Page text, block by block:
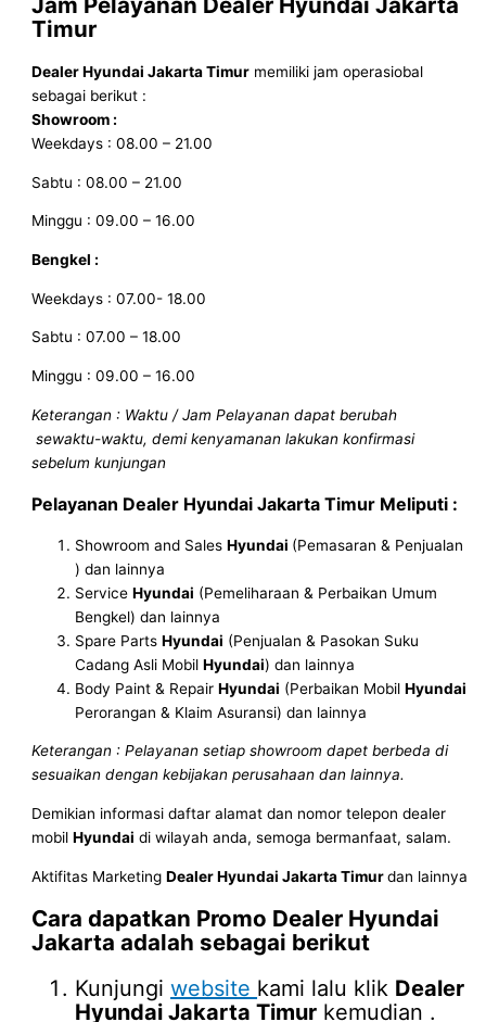
Timur
Dealer Hyundai Jakarta Timur memiliki jam operasiobal
sebagai berikut :
Showroom :
Weekdays : 08.00 – 21.00
Sabtu : 08.00 – 21.00
Minggu : 09.00 – 16.00
Bengkel :
Weekdays : 07.00- 18.00
Sabtu : 07.00 – 18.00
Minggu : 09.00 – 16.00
Keterangan : Waktu / Jam Pelayanan dapat berubah
sewaktu-waktu, demi kenyamanan lakukan konfirmasi
sebelum kunjungan
Pelayanan Dealer Hyundai Jakarta Timur Meliputi :
Showroom and SalesHyundai (Pemasaran & Penjualan
) dan lainnya
ServiceHyundai (Pemeliharaan & Perbaikan Umum
Bengkel) dan lainnya
Spare PartsHyundai (Penjualan & Pasokan Suku
Cadang Asli MobilHyundai) dan lainnya
Body Paint & RepairHyundai (Perbaikan MobilHyundai
Perorangan & Klaim Asuransi) dan lainnya
Keterangan : Pelayanan setiap showroom dapet berbeda di
sesuaikan dengan kebijakan perusahaan dan lainnya.
Demikian informasi daftar alamat dan nomor telepon dealer
mobilHyundai di wilayah anda, semoga bermanfaat, salam.
Aktifitas MarketingDealer Hyundai Jakarta Timurdan lainnya
Cara dapatkan Promo Dealer Hyundai
Jakartaadalah sebagai berikut
Kunjungiwebsite kami lalu klik Dealer
Hyundai Jakarta Timur kemudian .